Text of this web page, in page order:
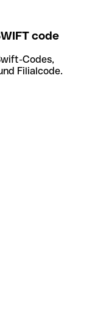
code
Codes,
Filialcode.